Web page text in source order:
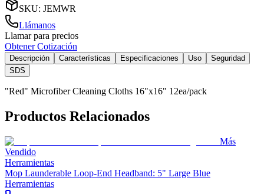
SKU: JEMWR
Llámanos
Llamar para precios
Obtener Cotización
Descripción Características Especificaciones Uso
Seguridad
SDS
"Red" Microfiber Cleaning Cloths 16"x16" 12ea/pack
Productos Relacionados
Más
Vendido
Herramientas
Mop Launderable Loop-End Headband: 5" Large Blue
Herramientas